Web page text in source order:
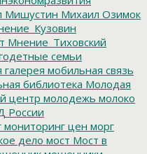
Мишустин Михаил Озимок
Мнение_Тиховский
семьи
мобильная связь
библиотека Молодая
центр молодежь молоко
мониторинг цен морг
дело мост Мост в